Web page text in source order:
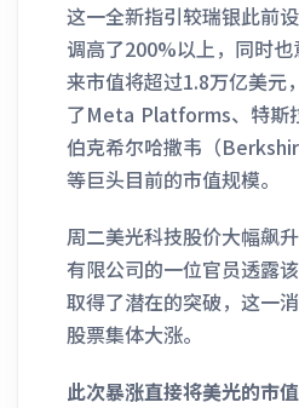
这一全新指引较瑞银此前
调高了200%以上，同时
来市值将超过1.8万亿美元
了Meta Platforms、特斯
伯克希尔哈撒韦（
等巨头目前的市值规模。
周二美光科技股价大幅飙
有限公司的一位官员透露
取得了潜在的突破，这一
股票集体大涨。
此次暴涨直接将美光的市